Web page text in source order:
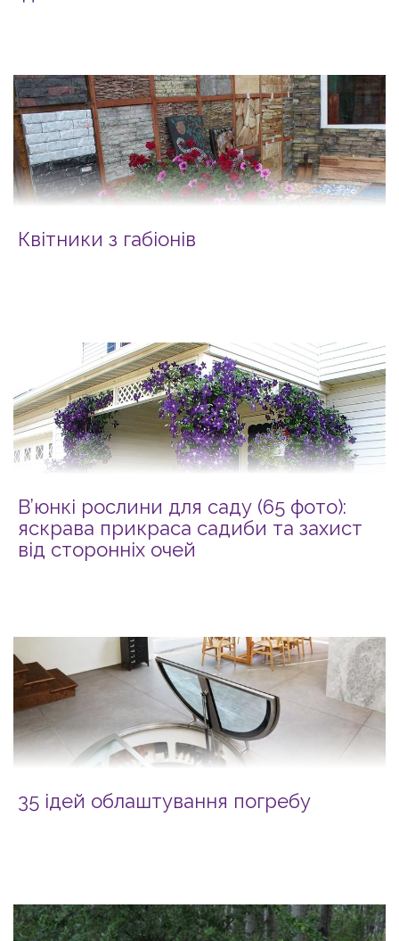
Квітники з габіонів
В’юнкі рослини для саду (65 фото):
яскрава прикраса садиби та захист
від сторонніх очей
35 ідей облаштування погребу